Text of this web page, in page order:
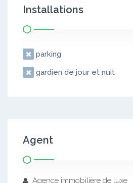
Installations
parking
gardien de jour et nuit
Agent
Agence immobilière de luxe